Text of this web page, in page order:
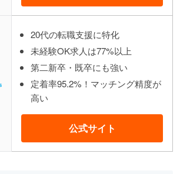
20代の転職支援に特化
未経験OK求人は77%以上
第二新卒・既卒にも強い
定着率95.2%！マッチング精度が
高い
公式サイト